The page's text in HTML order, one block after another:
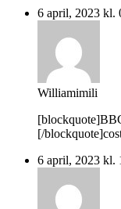
6 april, 2023 kl.
Williamimili
[/
6 april, 2023 kl.